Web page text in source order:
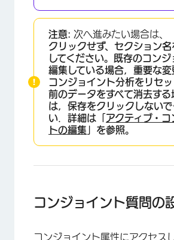
注意: 次へ進みたい場合は、
クリックせず、セクション
してください。既存のコン
編集している場合，重要な変
コンジョイント分析をリセ
前のデータをすべて消去する
は， 保存をクリックしない
い．詳細は「 アクティブ・
トの編集 」を参照。
コンジョイント質問の
コンジョイント属性にアクセス